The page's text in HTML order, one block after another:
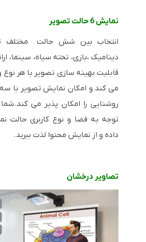
نمایش 6 حالت تصویر
انتخاب بین شش حالت مختلف
دینامیک ،بازی، تخته سیاه، سینما،
قابلیت بهینه سازی تصویر با هر نوع
می کند و امکان نمایش تصویر با
روشنایی را امکان پذیر می کند.شما
توجه به فضا و نوع کاربری حالت
داده و از نمایش محتوا لذت ببرید.
تصاویر درخشان